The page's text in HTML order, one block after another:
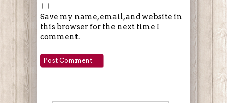
Save my name, email, and website in
this browser for the next time I
comment.